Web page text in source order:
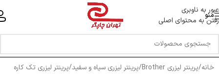
عبور به ناوبری
رفتن به محتوای اصلی
منو
خانه/پرینتر لیزری Brother /پرینتر لیزری سیاه و سفید/پرینتر لیزری تک کاره